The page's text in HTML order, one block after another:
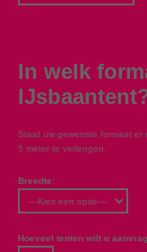
In welk
Staat uw gewenste formaat
5 meter te verlengen.
Breedte:
Hoeveel tenten wilt u